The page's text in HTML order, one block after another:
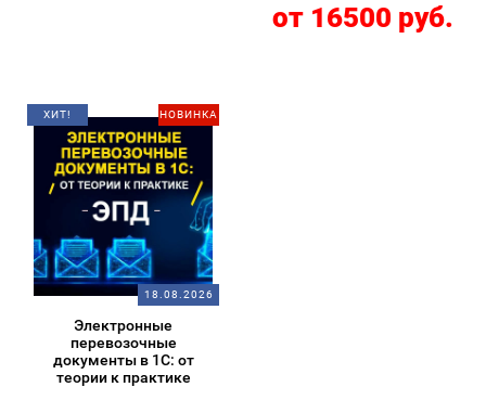
от 16500 руб.
НОВИНКА
ХИТ!
18.08.2026
Электронные
перевозочные
документы в 1С: от
теории к практике